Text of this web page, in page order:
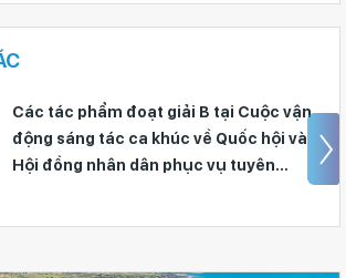
Các tác phẩm đoạt giải B tại Cuộc vận
động sáng tác ca khúc về Quốc hội và
Hội đồng nhân dân phục vụ tuyên